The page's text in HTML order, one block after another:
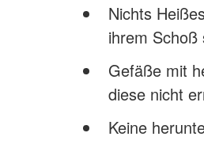
Nichts
ihrem Schoß
Gefäße mit
diese nicht
Keine